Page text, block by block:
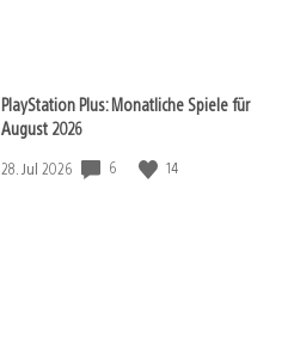
PlayStation Plus: Monatliche Spiele für
August 2026
Veröffentlichungsdatum:
28. Jul 2026 6 14